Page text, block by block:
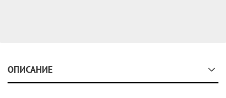
ОПИСАНИЕ